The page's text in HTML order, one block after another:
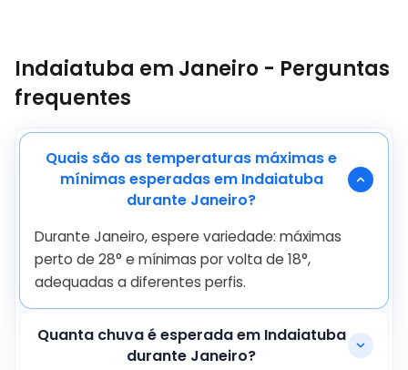
Indaiatuba em Janeiro - Perguntas
frequentes
Quais são as temperaturas máximas e
mínimas esperadas em Indaiatuba
durante Janeiro?
Durante Janeiro, espere variedade: máximas
perto de 28° e mínimas por volta de 18°,
adequadas a diferentes perfis.
Quanta chuva é esperada em Indaiatuba
durante Janeiro?